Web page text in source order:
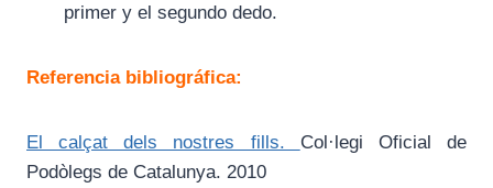
primer y el segundo dedo.
Referencia bibliográfica:
El calçat dels nostres fills. Col·legi Oficial de
Podòlegs de Catalunya. 2010